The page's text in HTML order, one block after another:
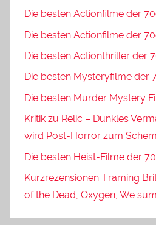
Die besten Actionfilme der
Die besten Actionfilme der
Die besten Actionthriller der
Die besten Mysteryfilme der
Die besten Murder Mystery
Kritik zu Relic – Dunkles
wird Post-Horror zum
Die besten Heist-Filme der
Kurzrezensionen: Framing
of the Dead, Oxygen, We